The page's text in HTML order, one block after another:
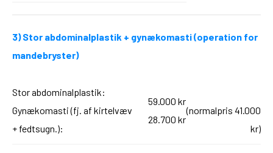
3) Stor abdominalplastik + gynækomasti (operation for
mandebryster)
Stor abdominalplastik:
Gynækomasti (fj. af kirtelvæv
+ fedtsugn.):
59.000 kr
28.700 kr
(normalpris 41.000
kr)